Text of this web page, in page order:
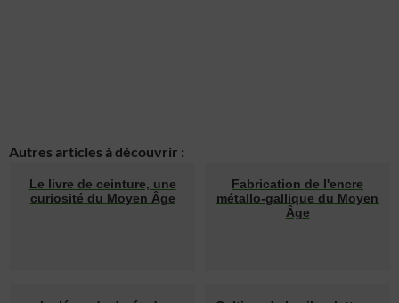
Autres articles à découvrir :
Le livre de ceinture, une
curiosité du Moyen Âge
Fabrication de l'encre
métallo-gallique du Moyen
Âge